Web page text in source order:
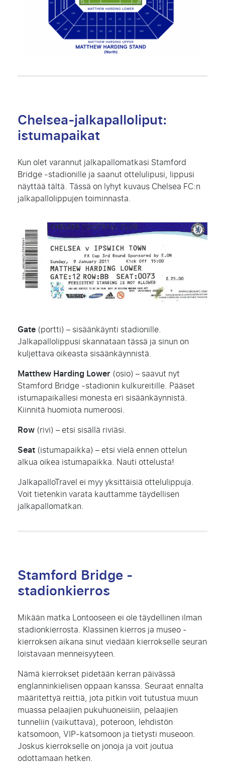
Chelsea-jalkapalloliput:
istumapaikat
Kun olet varannut jalkapallomatkasi Stamford
Bridge -stadionille ja saanut ottelulipusi, lippusi
näyttää tältä. Tässä on lyhyt kuvaus Chelsea FC:n
jalkapallolippujen toiminnasta.
Gate (portti) – sisäänkäynti stadionille.
Jalkapallolippusi skannataan tässä ja sinun on
kuljettava oikeasta sisäänkäynnistä.
Matthew Harding Lower (osio) – saavut nyt
Stamford Bridge -stadionin kulkureitille. Pääset
istumapaikallesi monesta eri sisäänkäynnistä.
Kiinnitä huomiota numeroosi.
Row (rivi) – etsi sisällä riviäsi.
Seat (istumapaikka) – etsi vielä ennen ottelun
alkua oikea istumapaikka. Nauti ottelusta!
JalkapalloTravel ei myy yksittäisiä ottelulippuja.
Voit tietenkin varata kauttamme täydellisen
jalkapallomatkan.
Stamford Bridge -
stadionkierros
Mikään matka Lontooseen ei ole täydellinen ilman
stadionkierrosta. Klassinen kierros ja museo -
kierroksen aikana sinut viedään kierrokselle seuran
loistavaan menneisyyteen.
Nämä kierrokset pidetään kerran päivässä
englanninkielisen oppaan kanssa. Seuraat ennalta
määritettyä reittiä, jota pitkin voit tutustua muun
muassa pelaajien pukuhuoneisiin, pelaajien
tunneliin (vaikuttava), poteroon, lehdistön
katsomoon, VIP-katsomoon ja tietysti museoon.
Joskus kierrokselle on jonoja ja voit joutua
odottamaan hetken.